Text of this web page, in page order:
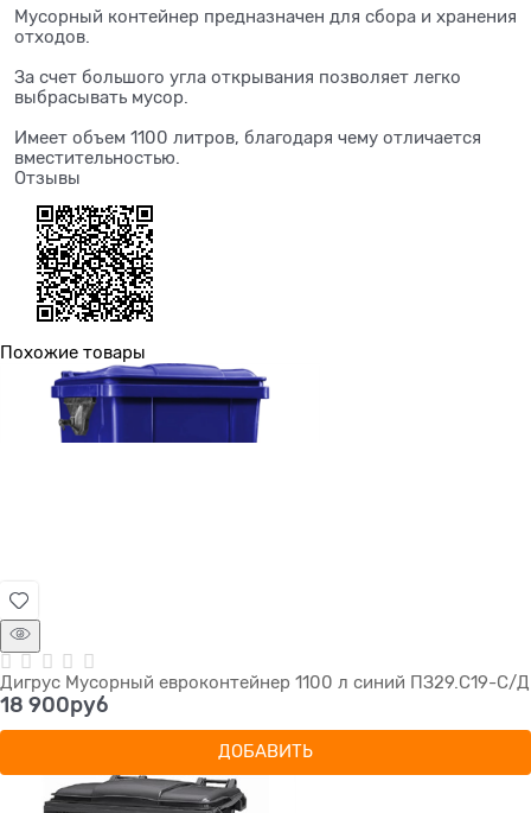
Мусорный контейнер предназначен для сбора и хранения
отходов.
За счет большого угла открывания позволяет легко
выбрасывать мусор.
Имеет объем 1100 литров, благодаря чему отличается
вместительностью.
Отзывы
Похожие товары
Дигрус Мусорный евроконтейнер 1100 л синий ПЗ29.С19-С/Д
18 900руб
ДОБАВИТЬ